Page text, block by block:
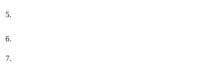
5.
6.
7.